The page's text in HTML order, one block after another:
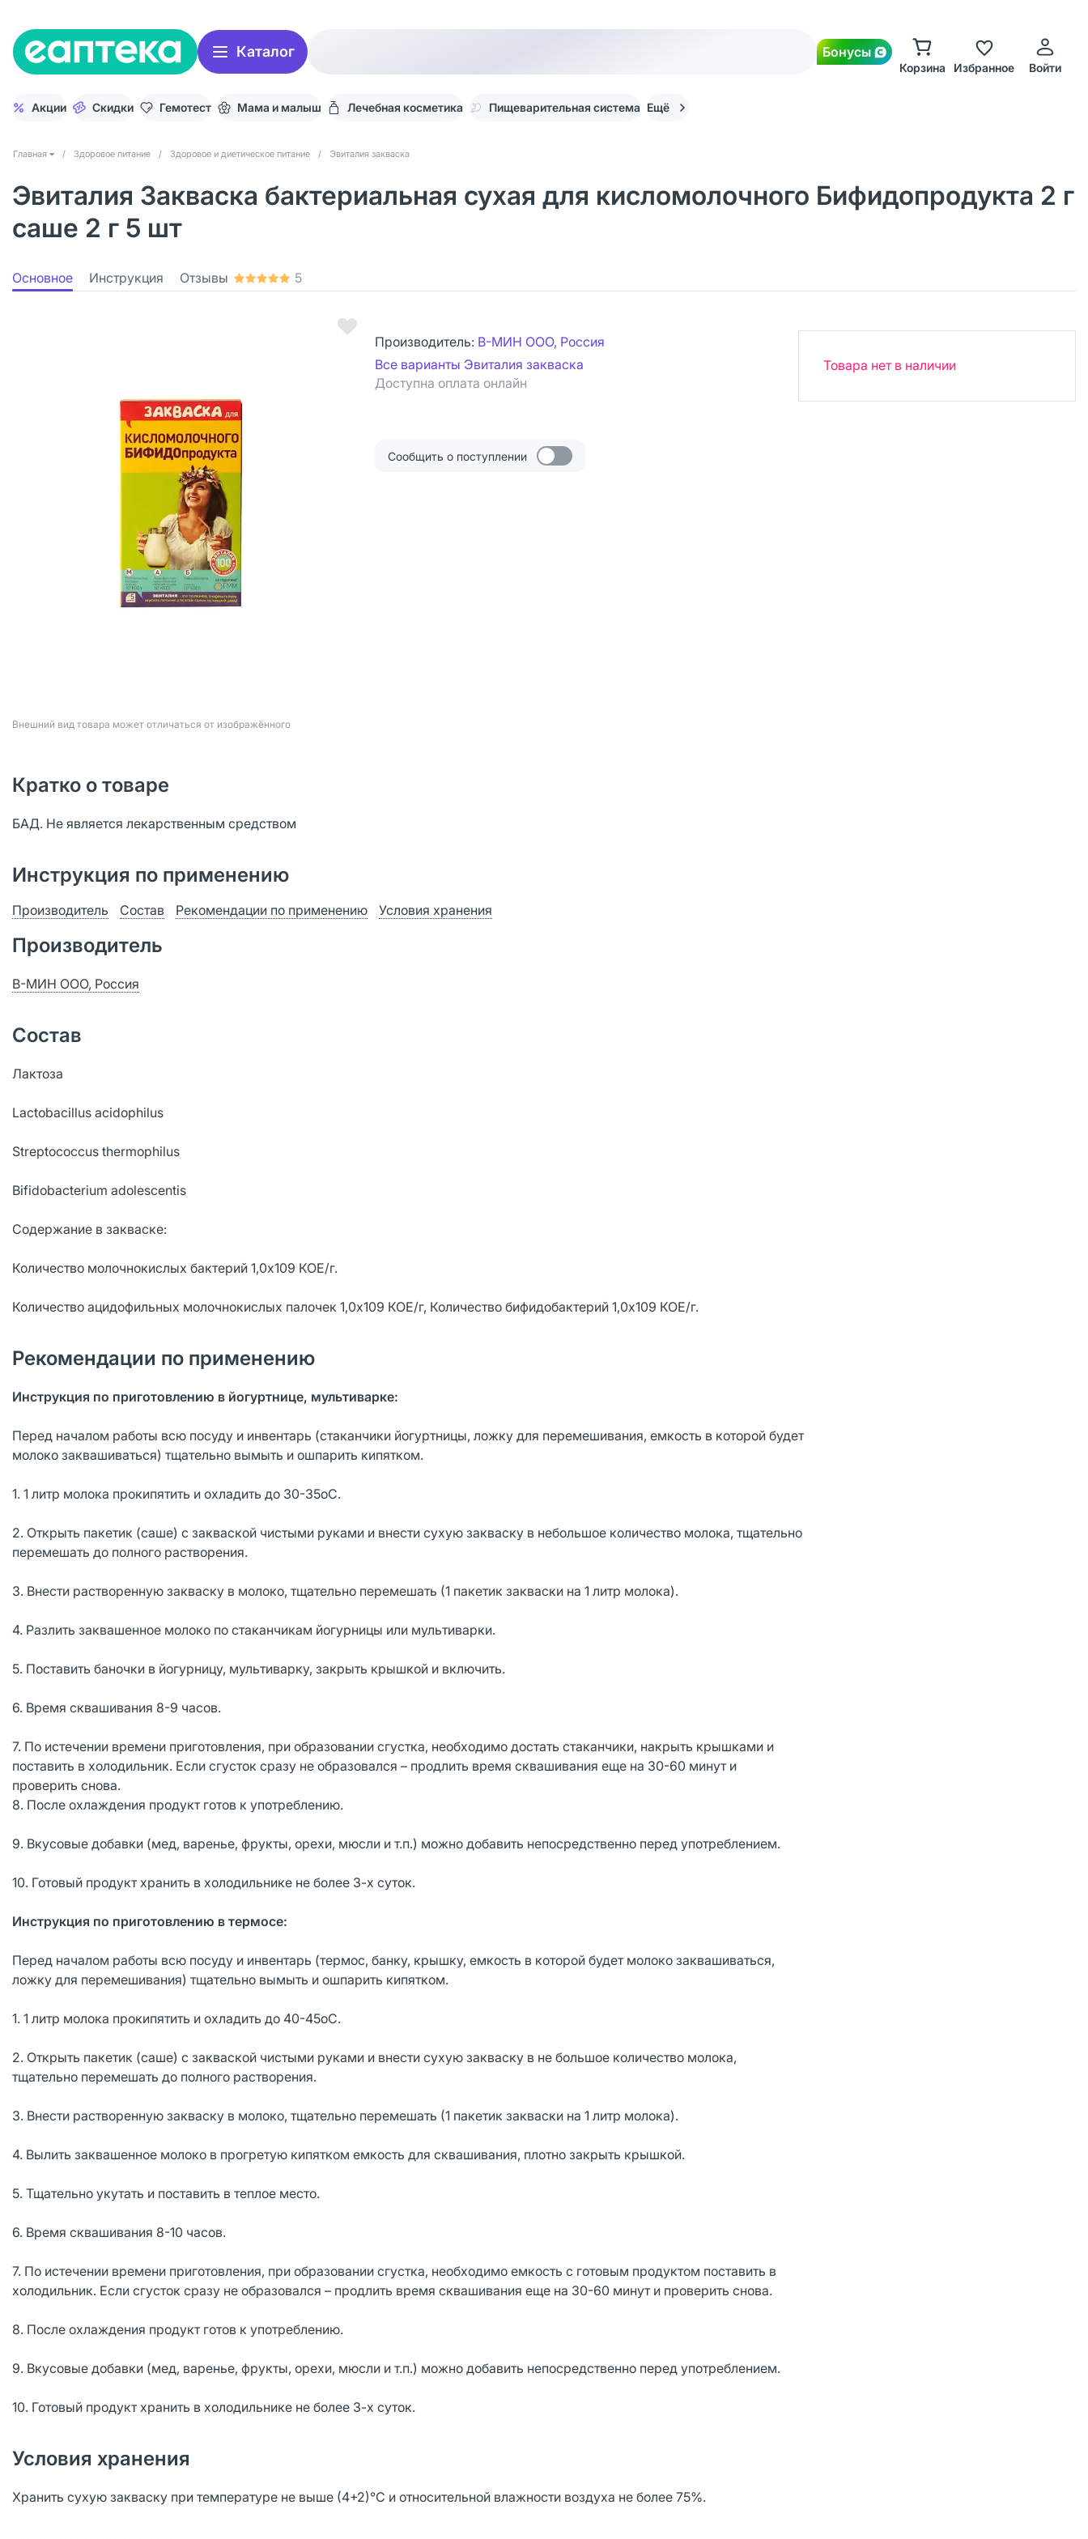
Каталог Бонусы
Корзина Избранное Войти
Акции Скидки Гемотест Мама и малыш Лечебная косметика Пищеварительная система Ещё
Главная / Здоровое питание / Здоровое и диетическое питание / Эвиталия закваска
Эвиталия Закваска бактериальная сухая для кисломолочного Бифидопродукта 2 г
саше 2 г 5 шт
Основное Инструкция Отзывы 5
Bнешний вид товара может отличаться от изображённого
Производитель: В-МИН ООО, Россия
Все варианты Эвиталия закваска
Доступна оплата онлайн
Товара нет в наличии
Сообщить о поступлении
Кратко о товаре
БАД. Не является лекарственным средством
Инструкция по применению
Производитель Состав Рекомендации по применению Условия хранения
Производитель
В-МИН ООО, Россия
Состав
Лактоза
Lactobacillus acidophilus
Streptococcus thermophilus
Bifidobacterium adolescentis
Содержание в закваске:
Количество молочнокислых бактерий 1,0х109 КОЕ/г.
Количество ацидофильных молочнокислых палочек 1,0х109 КОЕ/г, Количество бифидобактерий 1,0х109 КОЕ/г.
Рекомендации по применению
Инструкция по приготовлению в йогуртнице, мультиварке:
Перед началом работы всю посуду и инвентарь (стаканчики йогуртницы, ложку для перемешивания, емкость в которой будет
молоко заквашиваться) тщательно вымыть и ошпарить кипятком.
1. 1 литр молока прокипятить и охладить до 30-35оС.
2. Открыть пакетик (саше) с закваской чистыми руками и внести сухую закваску в небольшое количество молока, тщательно
перемешать до полного растворения.
3. Внести растворенную закваску в молоко, тщательно перемешать (1 пакетик закваски на 1 литр молока).
4. Разлить заквашенное молоко по стаканчикам йогурницы или мультиварки.
5. Поставить баночки в йогурницу, мультиварку, закрыть крышкой и включить.
6. Время сквашивания 8-9 часов.
7. По истечении времени приготовления, при образовании сгустка, необходимо достать стаканчики, накрыть крышками и
поставить в холодильник. Если сгусток сразу не образовался – продлить время сквашивания еще на 30-60 минут и
проверить снова.
8. После охлаждения продукт готов к употреблению.
9. Вкусовые добавки (мед, варенье, фрукты, орехи, мюсли и т.п.) можно добавить непосредственно перед употреблением.
10. Готовый продукт хранить в холодильнике не более 3-х суток.
Инструкция по приготовлению в термосе:
Перед началом работы всю посуду и инвентарь (термос, банку, крышку, емкость в которой будет молоко заквашиваться,
ложку для перемешивания) тщательно вымыть и ошпарить кипятком.
1. 1 литр молока прокипятить и охладить до 40-45оС.
2. Открыть пакетик (саше) с закваской чистыми руками и внести сухую закваску в не большое количество молока,
тщательно перемешать до полного растворения.
3. Внести растворенную закваску в молоко, тщательно перемешать (1 пакетик закваски на 1 литр молока).
4. Вылить заквашенное молоко в прогретую кипятком емкость для сквашивания, плотно закрыть крышкой.
5. Тщательно укутать и поставить в теплое место.
6. Время сквашивания 8-10 часов.
7. По истечении времени приготовления, при образовании сгустка, необходимо емкость с готовым продуктом поставить в
холодильник. Если сгусток сразу не образовался – продлить время сквашивания еще на 30-60 минут и проверить снова.
8. После охлаждения продукт готов к употреблению.
9. Вкусовые добавки (мед, варенье, фрукты, орехи, мюсли и т.п.) можно добавить непосредственно перед употреблением.
10. Готовый продукт хранить в холодильнике не более 3-х суток.
Условия хранения
Хранить сухую закваску при температуре не выше (4+2)°С и относительной влажности воздуха не более 75%.